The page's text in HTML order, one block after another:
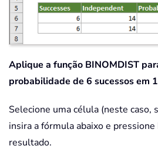
Aplique a função BINOMDIST
probabilidade de 6 sucessos em
Selecione uma célula (neste caso,
insira a fórmula abaixo e pressione
resultado.